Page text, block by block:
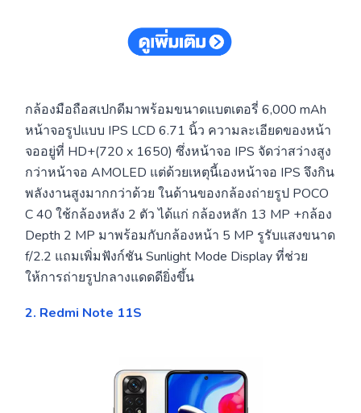
กล้องมือถือสเปกดีมาพร้อมขนาดแบตเตอรี่ 6,000 mAh
หน้าจอรูปแบบ IPS LCD 6.71 นิ้ว ความละเอียดของหน้า
จออยู่ที่ HD+(720 x 1650) ซึ่งหน้าจอ IPS จัดว่าสว่างสูง
กว่าหน้าจอ AMOLED แต่ด้วยเหตุนี้เองหน้าจอ IPS จึงกิน
พลังงานสูงมากกว่าด้วย ในด้านของกล้องถ่ายรูป POCO
C 40 ใช้กล้องหลัง 2 ตัว ได้แก่ กล้องหลัก 13 MP +กล้อง
Depth 2 MP มาพร้อมกับกล้องหน้า 5 MP รูรับแสงขนาด
f/2.2 แถมเพิ่มฟังก์ชัน Sunlight Mode Display ที่ช่วย
ให้การถ่ายรูปกลางแดดดียิ่งขึ้น
2. Redmi Note 11S